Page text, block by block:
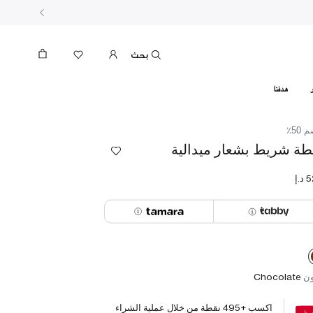
هدفنا
50٪
شريط بشعار ميدالية
Chocolate
اكسب +495 نقطة من خلال عملية الشراء